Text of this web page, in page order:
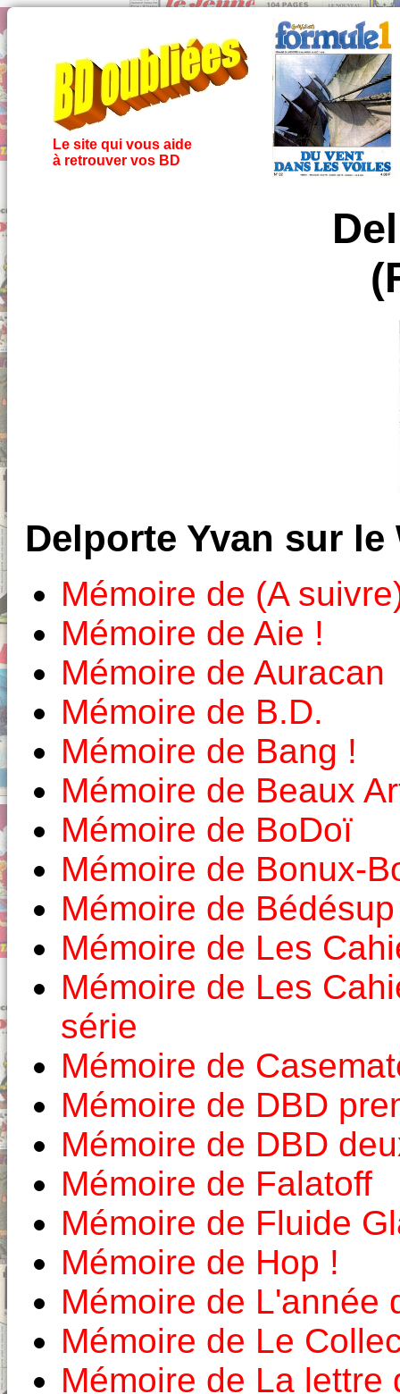
Le site qui vous aide
à retrouver vos BD
Delporte Yvan sur le
Mémoire de (A
Mémoire de Aie !
Mémoire de Auracan
Mémoire de B.D.
Mémoire de Bang !
Mémoire de Beaux
Mémoire de BoDoï
Mémoire de Bonux-
Mémoire de Bédésup
Mémoire de Les
Mémoire de Les
série
Mémoire de
Mémoire de DBD
Mémoire de DBD
Mémoire de Falatoff
Mémoire de Fluide
Mémoire de Hop !
Mémoire de L'année
Mémoire de Le
Mémoire de La lettre